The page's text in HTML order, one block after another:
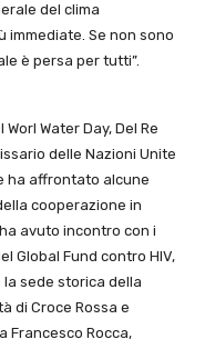
del clima
Se non sono
è persa per tutti”.
Water Day, Del Re
delle Nazioni Unite
ha affrontato alcune
cooperazione in
avuto incontro con i
Global Fund contro HIV,
sede storica della
di Croce Rossa e
Francesco Rocca,